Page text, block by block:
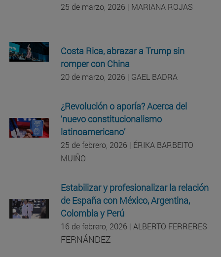
25 de marzo, 2026 | MARIANA ROJAS
Costa Rica, abrazar a Trump sin
romper con China
20 de marzo, 2026 | GAEL BADRA
¿Revolución o aporía? Acerca del
‘nuevo constitucionalismo
latinoamericano’
25 de febrero, 2026 | ÉRIKA BARBEITO
MUIÑO
Estabilizar y profesionalizar la relación
de España con México, Argentina,
Colombia y Perú
16 de febrero, 2026 | ALBERTO FERRERES
FERNÁNDEZ